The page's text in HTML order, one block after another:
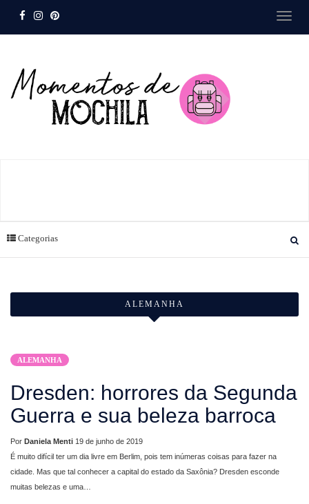
Categorias
ALEMANHA
ALEMANHA
Dresden: horrores da Segunda
Guerra e sua beleza barroca
Por Daniela Menti 19 de junho de 2019
É muito difícil ter um dia livre em Berlim, pois tem inúmeras coisas para fazer na
cidade. Mas que tal conhecer a capital do estado da Saxônia? Dresden esconde
muitas belezas e uma…